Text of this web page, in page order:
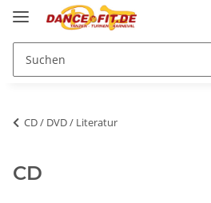
CD / DVD / Literatur
CD